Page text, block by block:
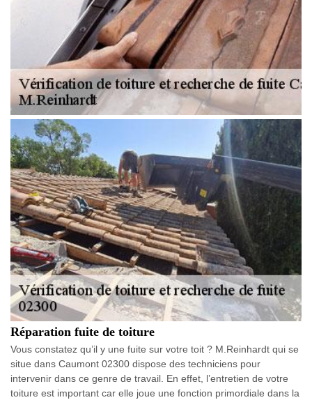
Réparation fuite de toiture
Vous constatez qu’il y une fuite sur votre toit ? M.Reinhardt qui se
situe dans Caumont 02300 dispose des techniciens pour
intervenir dans ce genre de travail. En effet, l’entretien de votre
toiture est important car elle joue une fonction primordiale dans la